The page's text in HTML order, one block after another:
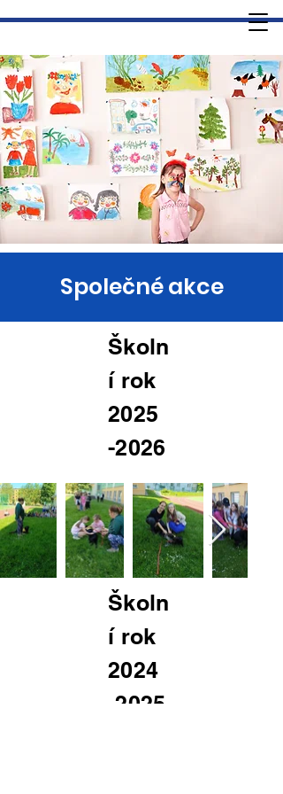
Společné akce
Školn
í rok
2025
-2026
Školn
í rok
2024
-2025